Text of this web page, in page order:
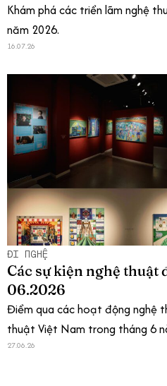
Khám phá các triển lãm nghệ
năm 2026.
16.07.26
ĐI NGHỆ
Các sự kiện nghệ thuật
06.2026
Điểm qua các hoạt động nghệ
thuật Việt Nam trong tháng 6
27.06.26